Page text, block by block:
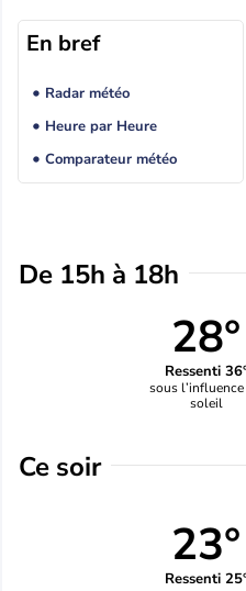
En bref
Radar météo
Heure par Heure
Comparateur météo
De 15h à 18h
28°
Ressenti
sous
soleil
Ce soir
23°
Ressenti